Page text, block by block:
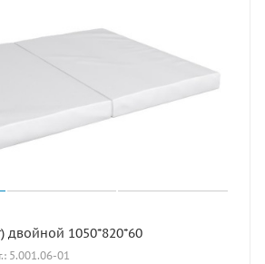
двойной 1050*820*60
5.001.06-01